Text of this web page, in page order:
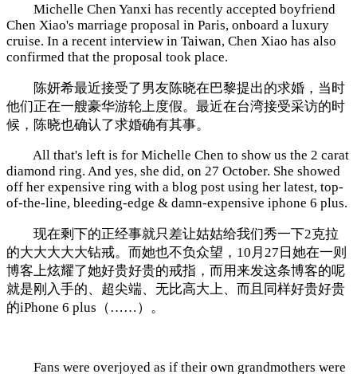
Michelle Chen Yanxi has recently accepted boyfriend
Chen Xiao's marriage proposal in Paris, onboard a luxury
cruise. In a recent interview in Taiwan, Chen Xiao has also
confirmed that the proposal took place.
陈妍希最近接受了男友陈晓在巴黎提出的求婚，当时
他们正在一艘豪华游轮上度假。最近在台湾接受采访的时
候，陈晓也确认了求婚确有其事。
All that's left is for Michelle Chen to show us the 2 carat
diamond ring. And yes, she did, on 27 October. She showed
off her expensive ring with a blog post using her latest, top-
of-the-line, bleeding-edge & damn-expensive iphone 6 plus.
现在剩下的正经事就只差让姑姑给我们秀一下2克拉
的大大大大大钻戒。而她也不负众望，10月27日她在一则
博客上炫耀了她好贵好贵的戒指，而用来发这条博客的呢
就是刚入手的、超尖端、无比高大上、而且同样好贵好贵
的iPhone 6 plus（……）。
Fans were overjoyed as if their own grandmothers were